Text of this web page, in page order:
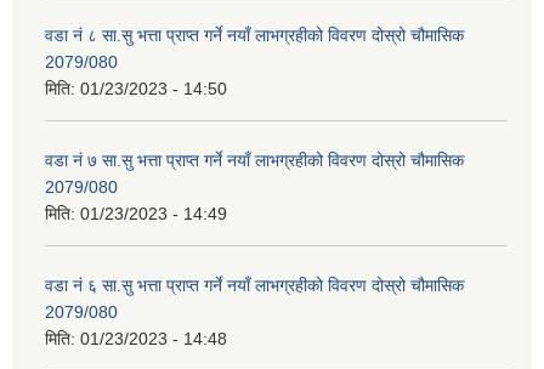
वडा नं ८ सा.सु भत्ता प्राप्त गर्ने नयाँ लाभग्रहीको विवरण दोस्रो चौमासिक
2079/080
मिति: 01/23/2023 - 14:50
वडा नं ७ सा.सु भत्ता प्राप्त गर्ने नयाँ लाभग्रहीको विवरण दोस्रो चौमासिक
2079/080
मिति: 01/23/2023 - 14:49
वडा नं ६ सा.सु भत्ता प्राप्त गर्ने नयाँ लाभग्रहीको विवरण दोस्रो चौमासिक
2079/080
मिति: 01/23/2023 - 14:48